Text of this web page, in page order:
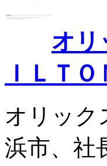
オリ
ＩＬＴ
オリック
浜市、社